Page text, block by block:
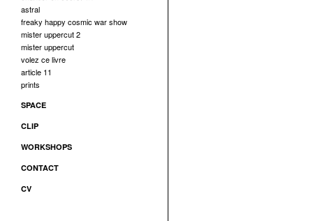
astral
freaky happy cosmic war show
mister uppercut 2
mister uppercut
volez ce livre
article 11
prints
SPACE
CLIP
WORKSHOPS
CONTACT
CV